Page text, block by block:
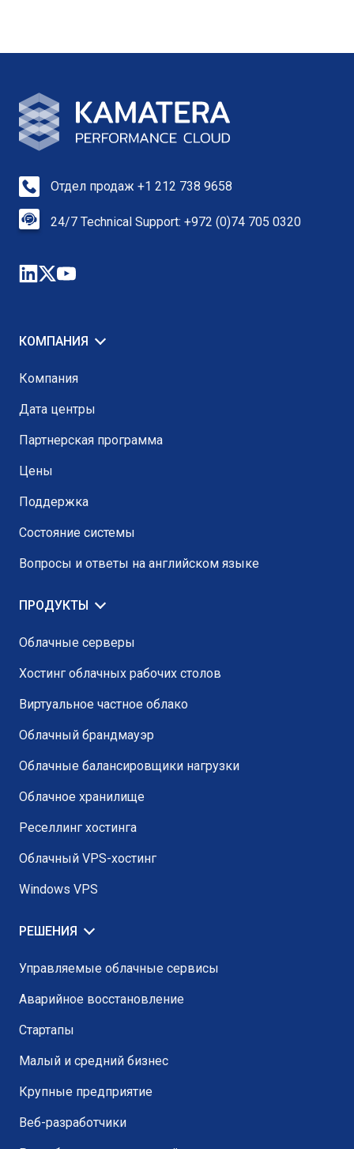
Отдел продаж +1 212 738 9658
24/7 Technical Support: +972 (0)74 705 0320
КОМПАНИЯ
Компания
Дата центры
Партнерская программа
Цены
Поддержка
Состояние системы
Вопросы и ответы на английском языке
ПРОДУКТЫ
Облачные серверы
Хостинг облачных рабочих столов
Виртуальное частное облако
Облачный брандмауэр
Облачные балансировщики нагрузки
Облачное хранилище
Реселлинг хостинга
Облачный VPS-хостинг
Windows VPS
РЕШЕНИЯ
Управляемые облачные сервисы
Аварийное восстановление
Стартапы
Малый и средний бизнес
Крупные предприятие
Веб-разработчики